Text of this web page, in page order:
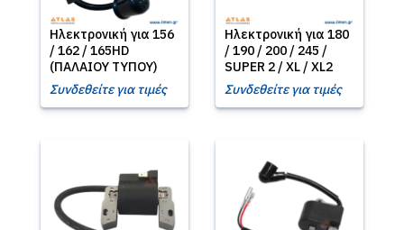
Ηλεκτρονική για 156
/ 162 / 165HD
(ΠΑΛΑΙΟΥ ΤΥΠΟΥ)
Συνδεθείτε για τιμές
Ηλεκτρονική για 180
/ 190 / 200 / 245 /
SUPER 2 / XL / XL2
Συνδεθείτε για τιμές